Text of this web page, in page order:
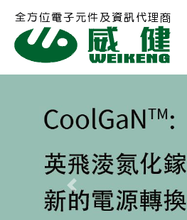
Previous